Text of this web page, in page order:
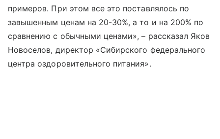
примеров. При этом все это поставлялось по
завышенным ценам на 20-30%, а то и на 200% по
сравнению с обычными ценами»,– рассказал Яков
Новоселов, директор «Сибирского федерального
центра оздоровительного питания».